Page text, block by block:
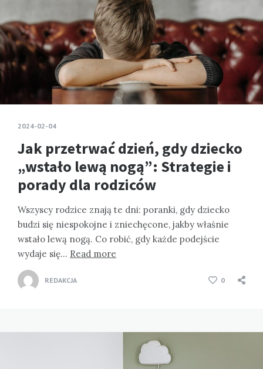
2024-02-04
Jak przetrwać dzień, gdy dziecko
„wstało lewą nogą”: Strategie i
porady dla rodziców
Wszyscy rodzice znają te dni: poranki, gdy dziecko
budzi się niespokojne i zniechęcone, jakby właśnie
wstało lewą nogą. Co robić, gdy każde podejście
wydaje się… Read more
REDAKCJA 0